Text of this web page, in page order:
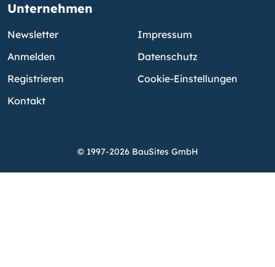
Unternehmen
Newsletter
Anmelden
Registrieren
Kontakt
Impressum
Datenschutz
Cookie-Einstellungen
© 1997-2026 BauSites GmbH